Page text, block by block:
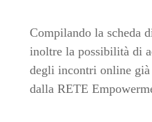
Compilando la scheda
inoltre la possibilità di
degli incontri online
dalla RETE